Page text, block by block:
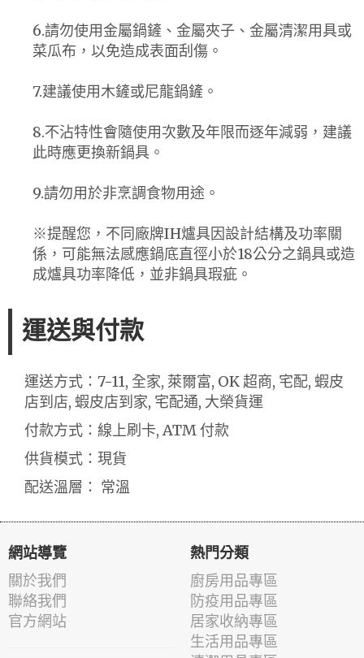
6.請勿使用金屬鍋鏟、金屬夾子、金屬清潔用具或
菜瓜布，以免造成表面刮傷。
7.建議使用木鏟或尼龍鍋鏟。
8.不沾特性會隨使用次數及年限而逐年減弱，建議
此時應更換新鍋具。
9.請勿用於非烹調食物用途。
※提醒您，不同廠牌IH爐具因設計結構及功率關
係，可能無法感應鍋底直徑小於18公分之鍋具或造
成爐具功率降低，並非鍋具瑕疵。
運送與付款
運送方式：7-11, 全家, 萊爾富, OK 超商, 宅配, 蝦皮
店到店, 蝦皮店到家, 宅配通, 大榮貨運
付款方式：線上刷卡, ATM 付款
供貨模式：現貨
配送溫層： 常溫
網站導覽
關於我們
聯絡我們
官方網站
熱門分類
廚房用品專區
防疫用品專區
居家收納專區
生活用品專區